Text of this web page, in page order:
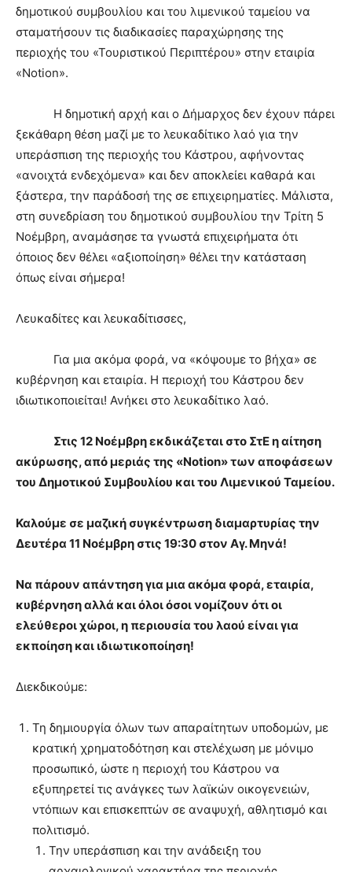
δημοτικού συμβουλίου και του λιμενικού ταμείου να
σταματήσουν τις διαδικασίες παραχώρησης της
περιοχής του «Τουριστικού Περιπτέρου» στην εταιρία
«Notion».
Η δημοτική αρχή και ο Δήμαρχος δεν έχουν πάρει
ξεκάθαρη θέση μαζί με το λευκαδίτικο λαό για την
υπεράσπιση της περιοχής του Κάστρου, αφήνοντας
«ανοιχτά ενδεχόμενα» και δεν αποκλείει καθαρά και
ξάστερα, την παράδοσή της σε επιχειρηματίες. Μάλιστα,
στη συνεδρίαση του δημοτικού συμβουλίου την Τρίτη 5
Νοέμβρη, αναμάσησε τα γνωστά επιχειρήματα ότι
όποιος δεν θέλει «αξιοποίηση» θέλει την κατάσταση
όπως είναι σήμερα!
Λευκαδίτες και λευκαδίτισσες,
Για μια ακόμα φορά, να «κόψουμε το βήχα» σε
κυβέρνηση και εταιρία. Η περιοχή του Κάστρου δεν
ιδιωτικοποιείται! Ανήκει στο λευκαδίτικο λαό.
Στις 12 Νοέμβρη εκδικάζεται στο ΣτΕ η αίτηση
ακύρωσης, από μεριάς της «Notion» των αποφάσεων
του Δημοτικού Συμβουλίου και του Λιμενικού Ταμείου.
Καλούμε σε μαζική συγκέντρωση διαμαρτυρίας την
Δευτέρα 11 Νοέμβρη στις 19:30 στον Αγ. Μηνά!
Να πάρουν απάντηση για μια ακόμα φορά, εταιρία,
κυβέρνηση αλλά και όλοι όσοι νομίζουν ότι οι
ελεύθεροι χώροι, η περιουσία του λαού είναι για
εκποίηση και ιδιωτικοποίηση!
Διεκδικούμε:
Τη δημιουργία όλων των απαραίτητων υποδομών, με
κρατική χρηματοδότηση και στελέχωση με μόνιμο
προσωπικό, ώστε η περιοχή του Κάστρου να
εξυπηρετεί τις ανάγκες των λαϊκών οικογενειών,
ντόπιων και επισκεπτών σε αναψυχή, αθλητισμό και
πολιτισμό.
Την υπεράσπιση και την ανάδειξη του